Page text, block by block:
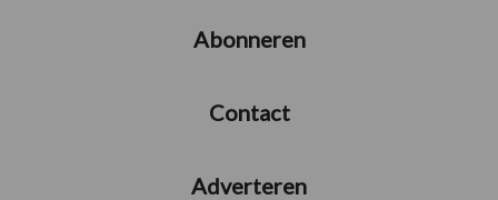
Abonneren
Contact
Adverteren